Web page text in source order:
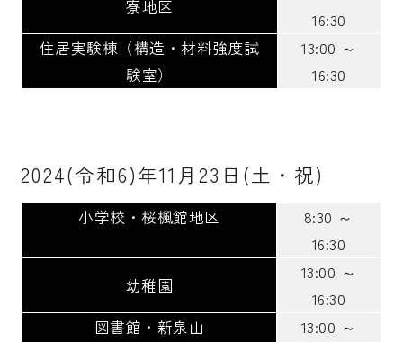
寮地区
16:30
住居実験棟（構造・材料強度試
験室）
13:00 ～
16:30
2024(令和6)年11月23日(土・祝)
小学校・桜楓館地区
8:30 ～
16:30
幼稚園
13:00 ～
16:30
図書館・新泉山
13:00 ～